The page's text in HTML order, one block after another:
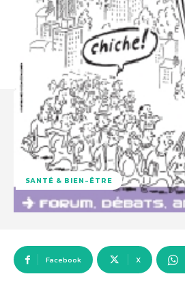
SANTÉ & BIEN-ÊTRE
Facebook X